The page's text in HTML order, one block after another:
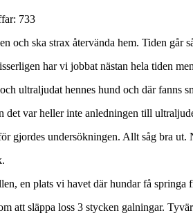
733
och ska strax återvända hem. Tiden går
har vi jobbat nästan hela tiden
ultraljudat hennes hund och där fanns
det var heller inte anledningen till
gjordes undersökningen. Allt såg bra ut.
en plats vi havet där hundar få springa
att släppa loss 3 stycken galningar.